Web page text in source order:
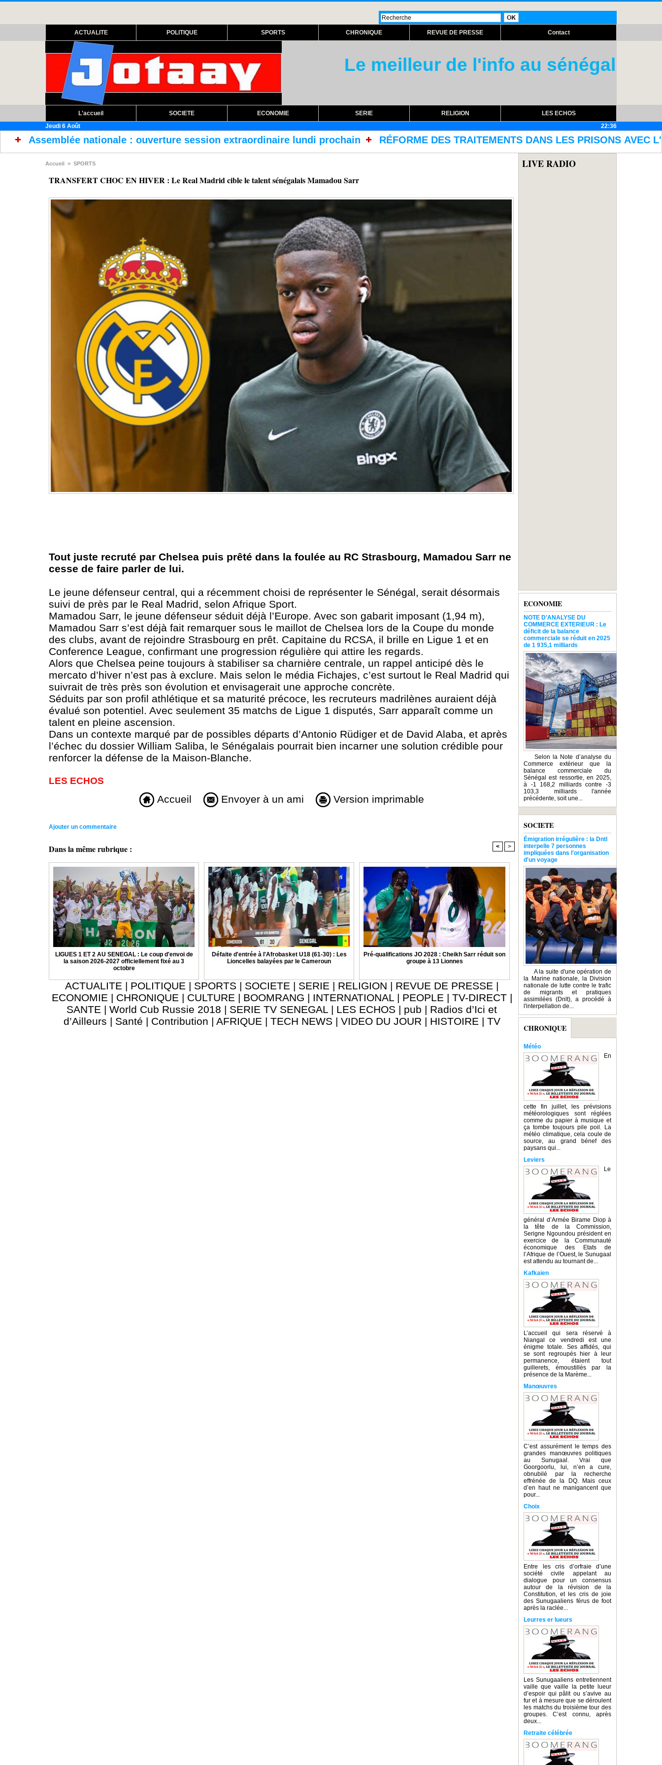
ACTUALITE POLITIQUE SPORTS CHRONIQUE REVUE DE PRESSE Contact
Le meilleur de l'info au sénégal
L'accueil SOCIETE ECONOMIE SERIE RELIGION
LES ECHOS
Jeudi 6 Août
22:36
: ouverture session extraordinaire lundi prochain RÉFORME DES TRAITEMENTS DANS LES PRISONS AVEC L'ACQUISITION
Accueil > SPORTS
TRANSFERT CHOC EN HIVER : Le Real Madrid cible le talent sénégalais Mamadou Sarr
Tout juste recruté par Chelsea puis prêté dans la foulée au RC Strasbourg, Mamadou Sarr ne
cesse de faire parler de lui.
Le jeune défenseur central, qui a récemment choisi de représenter le Sénégal, serait désormais
suivi de près par le Real Madrid, selon Afrique Sport.
Mamadou Sarr, le jeune défenseur séduit déjà l’Europe. Avec son gabarit imposant (1,94 m),
Mamadou Sarr s’est déjà fait remarquer sous le maillot de Chelsea lors de la Coupe du monde
des clubs, avant de rejoindre Strasbourg en prêt. Capitaine du RCSA, il brille en Ligue 1 et en
Conference League, confirmant une progression régulière qui attire les regards.
Alors que Chelsea peine toujours à stabiliser sa charnière centrale, un rappel anticipé dès le
mercato d’hiver n’est pas à exclure. Mais selon le média Fichajes, c’est surtout le Real Madrid qui
suivrait de très près son évolution et envisagerait une approche concrète.
Séduits par son profil athlétique et sa maturité précoce, les recruteurs madrilènes auraient déjà
évalué son potentiel. Avec seulement 35 matchs de Ligue 1 disputés, Sarr apparaît comme un
talent en pleine ascension.
Dans un contexte marqué par de possibles départs d’Antonio Rüdiger et de David Alaba, et après
l’échec du dossier William Saliba, le Sénégalais pourrait bien incarner une solution crédible pour
renforcer la défense de la Maison-Blanche.
LES ECHOS
Accueil Envoyer à un ami Version imprimable
Ajouter un commentaire
Dans la même rubrique : < >
LIGUES 1 ET 2 AU SENEGAL : Le coup d'envoi de
la saison 2026-2027 officiellement fixé au 3
octobre
Défaite d'entrée à l'Afrobasket U18 (61-30) : Les
Lioncelles balayées par le Cameroun
Pré-qualifications JO 2028 : Cheikh Sarr réduit son
groupe à 13 Lionnes
ACTUALITE | POLITIQUE | SPORTS | SOCIETE | SERIE | RELIGION | REVUE DE PRESSE |
ECONOMIE | CHRONIQUE | CULTURE | BOOMRANG | INTERNATIONAL | PEOPLE | TV-DIRECT |
SANTE | World Cub Russie 2018 | SERIE TV SENEGAL | LES ECHOS | pub | Radios d’Ici et
d’Ailleurs | Santé | Contribution | AFRIQUE | TECH NEWS | VIDEO DU JOUR | HISTOIRE | TV
LIVE RADIO
ECONOMIE
NOTE D’ANALYSE DU
COMMERCE EXTERIEUR : Le
déficit de la balance
commerciale se réduit en 2025
de 1 935,1 milliards
Selon la Note d’analyse du
Commerce extérieur que la
balance commerciale du
Sénégal est ressortie, en 2025,
à -1 168,2 milliards contre -3
103,3 milliards l'année
précédente, soit une...
SOCIETE
Émigration irrégulière : la Dntl
interpelle 7 personnes
impliquées dans l'organisation
d'un voyage
A la suite d'une opération de
la Marine nationale, la Division
nationale de lutte contre le trafic
de migrants et pratiques
assimilées (Dnlt), a procédé à
l'interpellation de...
CHRONIQUE
Météo
En
cette fin juillet, les prévisions
météorologiques sont réglées
comme du papier à musique et
ça tombe toujours pile poil. La
météo climatique, cela coule de
source, au grand bénef des
paysans qui...
Leviers
Le
général d’Armée Birame Diop à
la tête de la Commission,
Serigne Ngoundou président en
exercice de la Communauté
économique des Etats de
l’Afrique de l’Ouest, le Sunugaal
est attendu au tournant de...
Kafkaïen
L’accueil qui sera réservé à
Niangal ce vendredi est une
énigme totale. Ses affidés, qui
se sont regroupés hier à leur
permanence, étaient tout
guillerets, émoustillés par la
présence de la Marème...
Manœuvres
C’est assurément le temps des
grandes manœuvres politiques
au Sunugaal. Vrai que
Goorgoorlu, lui, n’en a cure,
obnubilé par la recherche
effrénée de la DQ. Mais ceux
d’en haut ne manigancent que
pour...
Choix
Entre les cris d’orfraie d’une
société civile appelant au
dialogue pour un consensus
autour de la révision de la
Constitution, et les cris de joie
des Sunugaaliens férus de foot
après la raclée...
Leurres er lueurs
Les Sunugaaliens entretiennent
vaille que vaille la petite lueur
d’espoir qui pâlit ou s’avive au
fur et à mesure que se déroulent
les matchs du troisième tour des
groupes. C’est connu, après
deux...
Retraite célébrée